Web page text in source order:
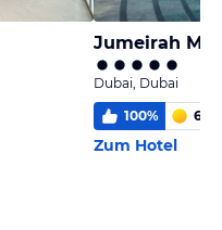
Jumeirah
Dubai, Dubai
100% 6,0
Zum Hotel